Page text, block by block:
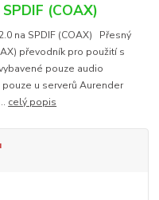
(COAX)
na SPDIF (COAX) Přesný
převodník pro použití s
pouze audio
u serverů Aurender
celý popis